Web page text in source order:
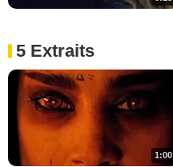
5 Extraits
1:00